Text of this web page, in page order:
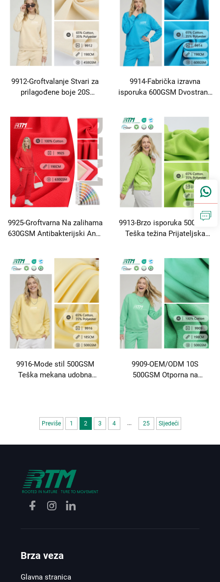
tkanina za sportsku odjeću,
yoga odjeća, plesna odjeća
9912-Groftvalanje Stvari za
prilagođene boje 20S
65% pamuka 35% poliester
Terry tkanina za jesen i zimu
Modne majice
9914-Fabrička izravna
isporuka 600GSM Dvostrana
Poliester Riblje mase Terry
tkanina za jesen i zimu
Modne majice i obična
odjeća
9925-Groftvarna Na zalihama
630GSM Antibakterijski Anti-
Scale tkanina Za Jesen Zima
Trend Svitrsi&Sportswear
9913-Brzo isporuka 500GSM
Teška težina Prijateljska
35% Poliester Za jesen Zima
Modne kapulje i obična
odjeća
9916-Mode stil 500GSM
Teška mekana udobna
majice
9909-OEM/ODM 10S
500GSM Otporna na
ribljim ljuskama za
jesensko-zimske majice
Previše 1 2 3 4 ... 25 Sljedeći
Brza veza
Glavna stranica